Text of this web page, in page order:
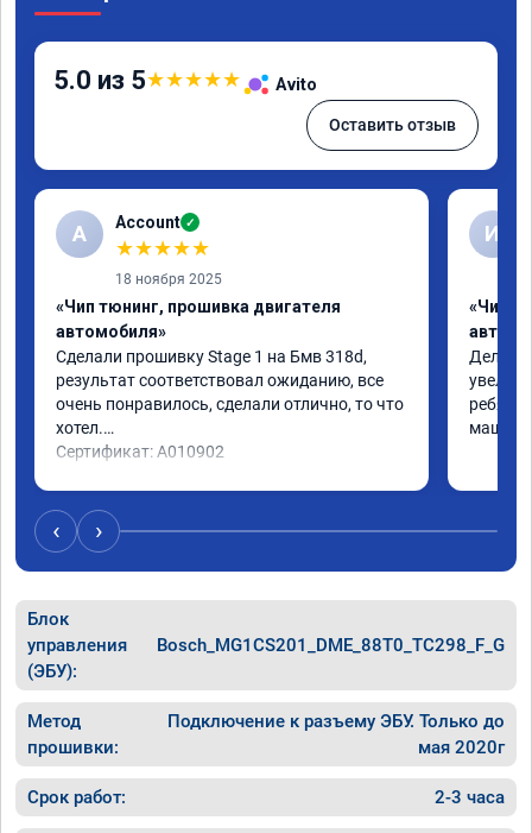
5.0 из 5★★★★★ Avito
Оставить отзыв
A Account ✓
★★★★★
18 ноября 2025
«Чип тюнинг, прошивка двигателя
автомобиля»
Сделали прошивку Stage 1 на Бмв 318d,
результат соответствовал ожиданию, все
очень понравилось, сделали отлично, то что
хотел.
Сертификат: A010902
И
«Чип
Делали
ребята
машина
‹ ›
Блок
управления
(ЭБУ):
Bosch_MG1CS201_DME_88T0_TC298_F_G
Метод
прошивки:
Подключение к разъему ЭБУ. Только до
мая 2020г
Срок работ: 2-3 часа